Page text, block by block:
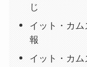
じ
イット・カ
報
イット・カ